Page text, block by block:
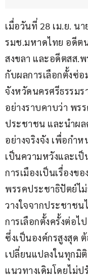
เมื่อวันที่ 28 เม.ย.
รมช.มหาดไทย อดีต
สงขลา และอดีตสส.
กับผลการเลือกตั้งซ่
จังหวัดนครศรีธรรม
อย่างราบคาบว่า พร
ประชาชน และนำผ
อย่างจริงจัง เพื่อกำ
เป็นความหวังและเ
การเมืองเป็นเรื่องข
พรรคประชาธิปัตย์ไ
วางใจจากประชาชน
การเลือกตั้งครั้งต่อ
ซึ่งเป็นองค์กรสูงสุด
เปลี่ยนแปลงในทุกมิ
แนวทางเดิมโดยไม่